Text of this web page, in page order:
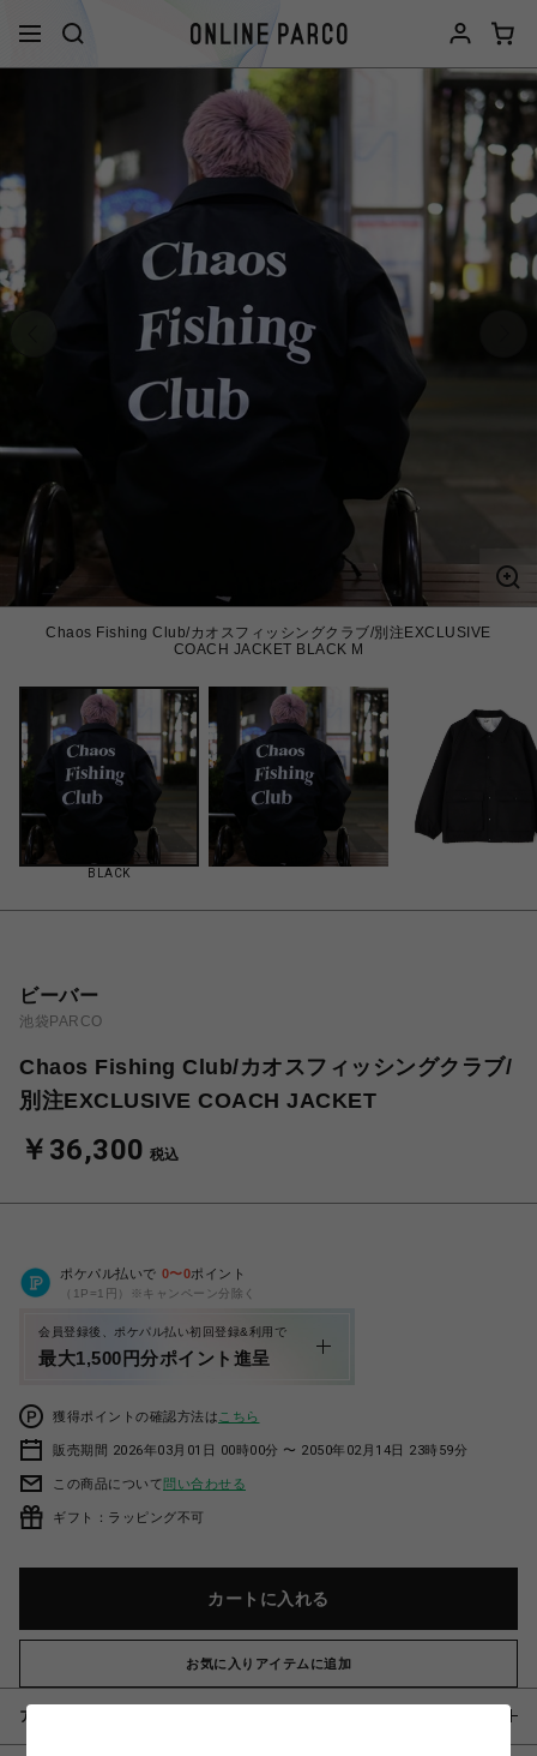
Chaos Fishing Club/カオスフィッシングクラブ/別注EXCLUSIVE
COACH JACKET BLACK M
BLACK
ビーバー
池袋PARCO
Chaos Fishing Club/カオスフィッシングクラブ/
別注EXCLUSIVE COACH JACKET
￥36,300 税込
ポケパル払いで 0〜0ポイント
（1P=1円）※キャンペーン分除く
会員登録後、ポケパル払い初回登録&利用で
最大1,500円分ポイント進呈
獲得ポイントの確認方法は こちら
販売期間 2026年03月01日 00時00分 〜 2050年02月14日 23時59分
この商品について問い合わせる
ギフト：ラッピング不可
カートに入れる
お気に入りアイテムに追加
アイテム説明 / 素材